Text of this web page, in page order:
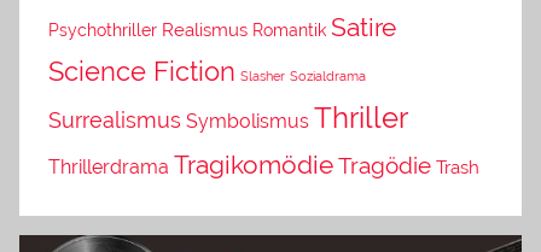
Psychothriller Realismus Romantik Satire
Science Fiction Slasher Sozialdrama
Surrealismus Symbolismus Thriller
Thrillerdrama TragikomödieTragödie Trash